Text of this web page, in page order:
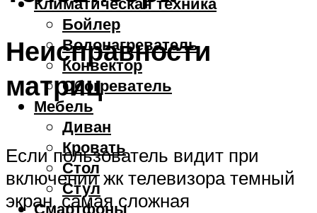
Бойлер
Водонагреватель
Конвектор
Обогреватель
Мебель
Диван
Кровать
Стол
Стул
Смартфоны
Неисправности
матриц
Если пользователь видит при
включении жк телевизора темный
экран, самая сложная